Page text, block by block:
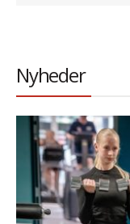
Nyheder